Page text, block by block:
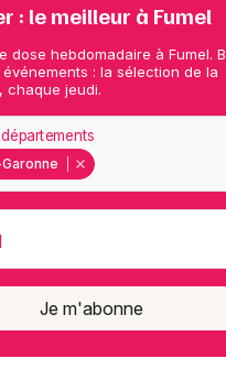
: le meilleur à Fumel
dose hebdomadaire à Fumel.
: la sélection de la
chaque jeudi.
Je m'abonne